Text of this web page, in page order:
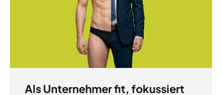
Als Unternehmer fit, fokussiert